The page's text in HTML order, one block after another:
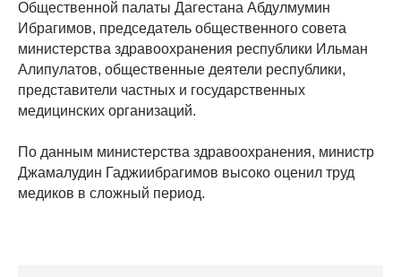
Общественной палаты Дагестана Абдулмумин
Ибрагимов, председатель общественного совета
министерства здравоохранения республики Ильман
Алипулатов, общественные деятели республики,
представители частных и государственных
медицинских организаций.
По данным министерства здравоохранения, министр
Джамалудин Гаджиибрагимов высоко оценил труд
медиков в сложный период.